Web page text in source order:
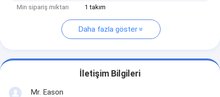
Min sipariş miktarı
1 takım
Daha fazla göster
İletişim Bilgileri
Mr. Eason